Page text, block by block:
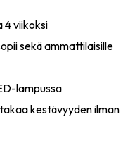
4 viikoksi
sekä ammattilaisille
lampussa
kestävyyden ilman